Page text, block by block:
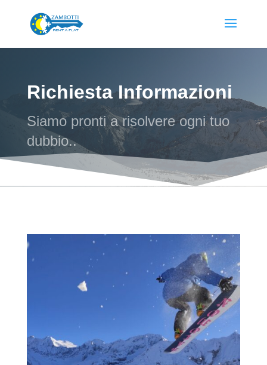
Richiesta Informazioni
Siamo pronti a risolvere ogni tuo
dubbio..